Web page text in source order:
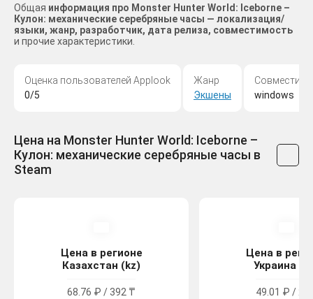
Общая информация про Monster Hunter World: Iceborne –
Кулон: механические серебряные часы — локализация/
языки, жанр, разработчик, дата релиза, совместимость
и прочие характеристики.
Оценка пользователей Applook
0/5
Жанр
Экшены
windows
Цена на Monster Hunter World: Iceborne –
Кулон: механические серебряные часы в
Steam
Цена в регионе
Казахстан (kz)
68.76 ₽ / 392 ₸
Цена в
Украина
49.01 ₽ / 27